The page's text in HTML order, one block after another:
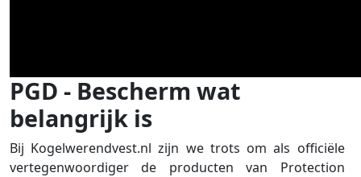
PGD - Bescherm wat
belangrijk is
Bij Kogelwerendvest.nl zijn we trots om als officiële
vertegenwoordiger de producten van Protection